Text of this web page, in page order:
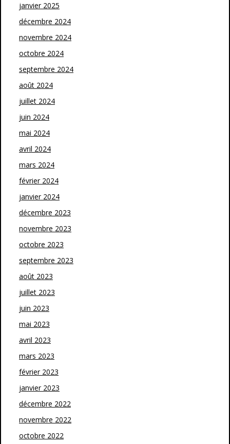
janvier 2025
décembre 2024
novembre 2024
octobre 2024
septembre 2024
août 2024
juillet 2024
juin 2024
mai 2024
avril 2024
mars 2024
février 2024
janvier 2024
décembre 2023
novembre 2023
octobre 2023
septembre 2023
août 2023
juillet 2023
juin 2023
mai 2023
avril 2023
mars 2023
février 2023
janvier 2023
décembre 2022
novembre 2022
octobre 2022